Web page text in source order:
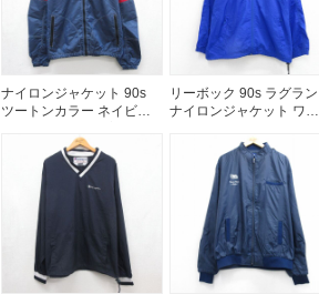
ナイロンジャケット 90s
ツートンカラー ネイビー
リーボック 90s ラグラン
ナイロンジャケット ワン
ズXL相当 | 古着